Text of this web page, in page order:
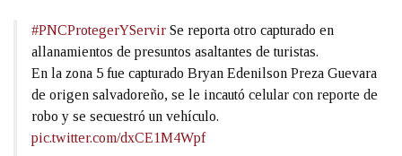
#PNCProtegerYServir Se reporta otro capturado en
allanamientos de presuntos asaltantes de turistas.
En la zona 5 fue capturado Bryan Edenilson Preza Guevara
de origen salvadoreño, se le incautó celular con reporte de
robo y se secuestró un vehículo.
pic.twitter.com/dxCE1M4Wpf